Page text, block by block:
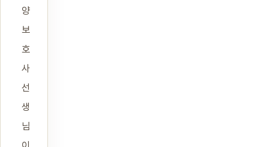
양
보
호
사
선
생
님